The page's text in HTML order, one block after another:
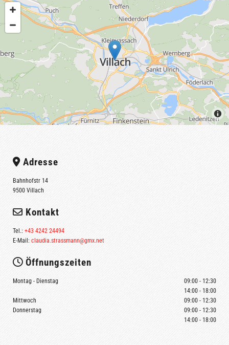
Adresse
Bahnhofstr 14
9500 Villach
 Kontakt
Tel.: +43 4242 24494
E-Mail: claudia.strassmann@gmx.net
Öffnungszeiten
Montag - Dienstag
09:00 - 12:30
14:00 - 18:00
Mittwoch
09:00 - 12:30
Donnerstag
09:00 - 12:30
14:00 - 18:00